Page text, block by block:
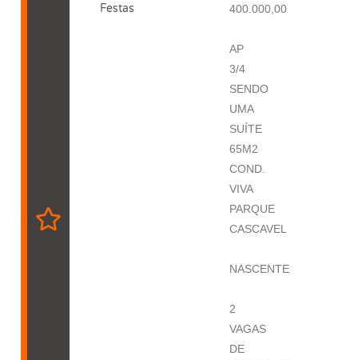
Festas
400.000,00
AP
3/4
SENDO
UMA
SUÍTE
65M2
COND.
VIVA
PARQUE
CASCAVEL
NASCENTE
2
VAGAS
DE